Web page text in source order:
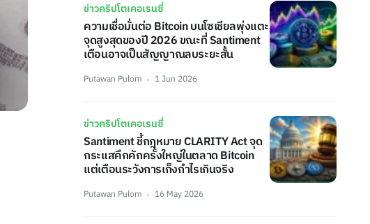
ข่าวคริปโตเคอเรนซี่
ความเชื่อมั่นต่อ Bitcoin บนโซเชียลพุ่งแตะ
จุดสูงสุดของปี 2026 ขณะที่ Santiment
เตือนอาจเป็นสัญญาณลบระยะสั้น
Putawan Pulom 1 Jun 2026
ข่าวคริปโตเคอเรนซี่
Santiment ชี้กฎหมาย CLARITY Act จุด
กระแสคึกคักครั้งใหญ่ในตลาด Bitcoin
แต่เตือนระวังการเก็งกำไรเกินจริง
Putawan Pulom 16 May 2026